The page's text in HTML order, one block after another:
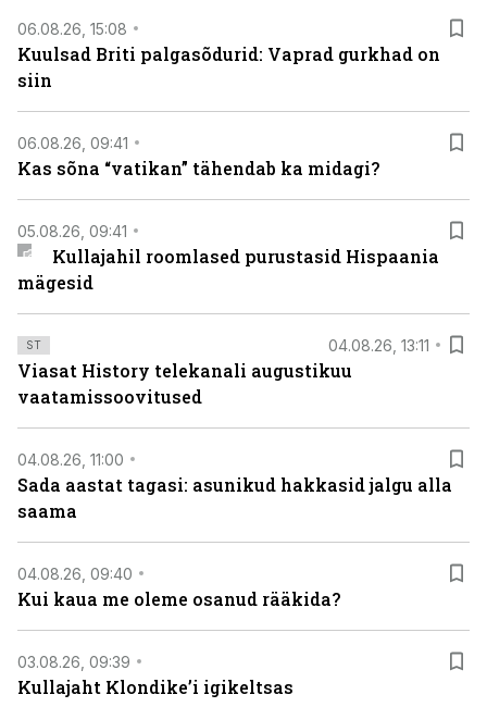
06.08.26, 15:08
Kuulsad Briti palgasõdurid: Vaprad gurkhad on
siin
06.08.26, 09:41
Kas sõna “vatikan” tähendab ka midagi?
05.08.26, 09:41
Kullajahil roomlased purustasid Hispaania
mägesid
ST 04.08.26, 13:11
Viasat History telekanali augustikuu
vaatamissoovitused
04.08.26, 11:00
Sada aastat tagasi: asunikud hakkasid jalgu alla
saama
04.08.26, 09:40
Kui kaua me oleme osanud rääkida?
03.08.26, 09:39
Kullajaht Klondike’i igikeltsas